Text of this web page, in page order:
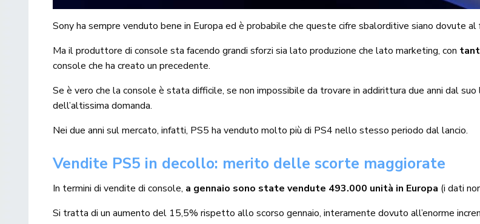
Sony ha sempre venduto bene in Europa ed è probabile che queste cifre sbalorditive siano dovute
Ma il produttore di console sta facendo grandi sforzi sia lato produzione che lato marketing, con
console che ha creato un precedente.
Se è vero che la console è stata difficile, se non impossibile da trovare in addirittura due anni dal
dell’altissima domanda.
Nei due anni sul mercato, infatti, PS5 ha venduto molto più di PS4 nello stesso periodo dal lancio.
Vendite PS5 in decollo: merito delle scorte maggiorate
In termini di vendite di console, a gennaio sono state vendute 493.000 unità in Europa (i dati
Si tratta di un aumento del 15,5% rispetto allo scorso gennaio, interamente dovuto all’enorme